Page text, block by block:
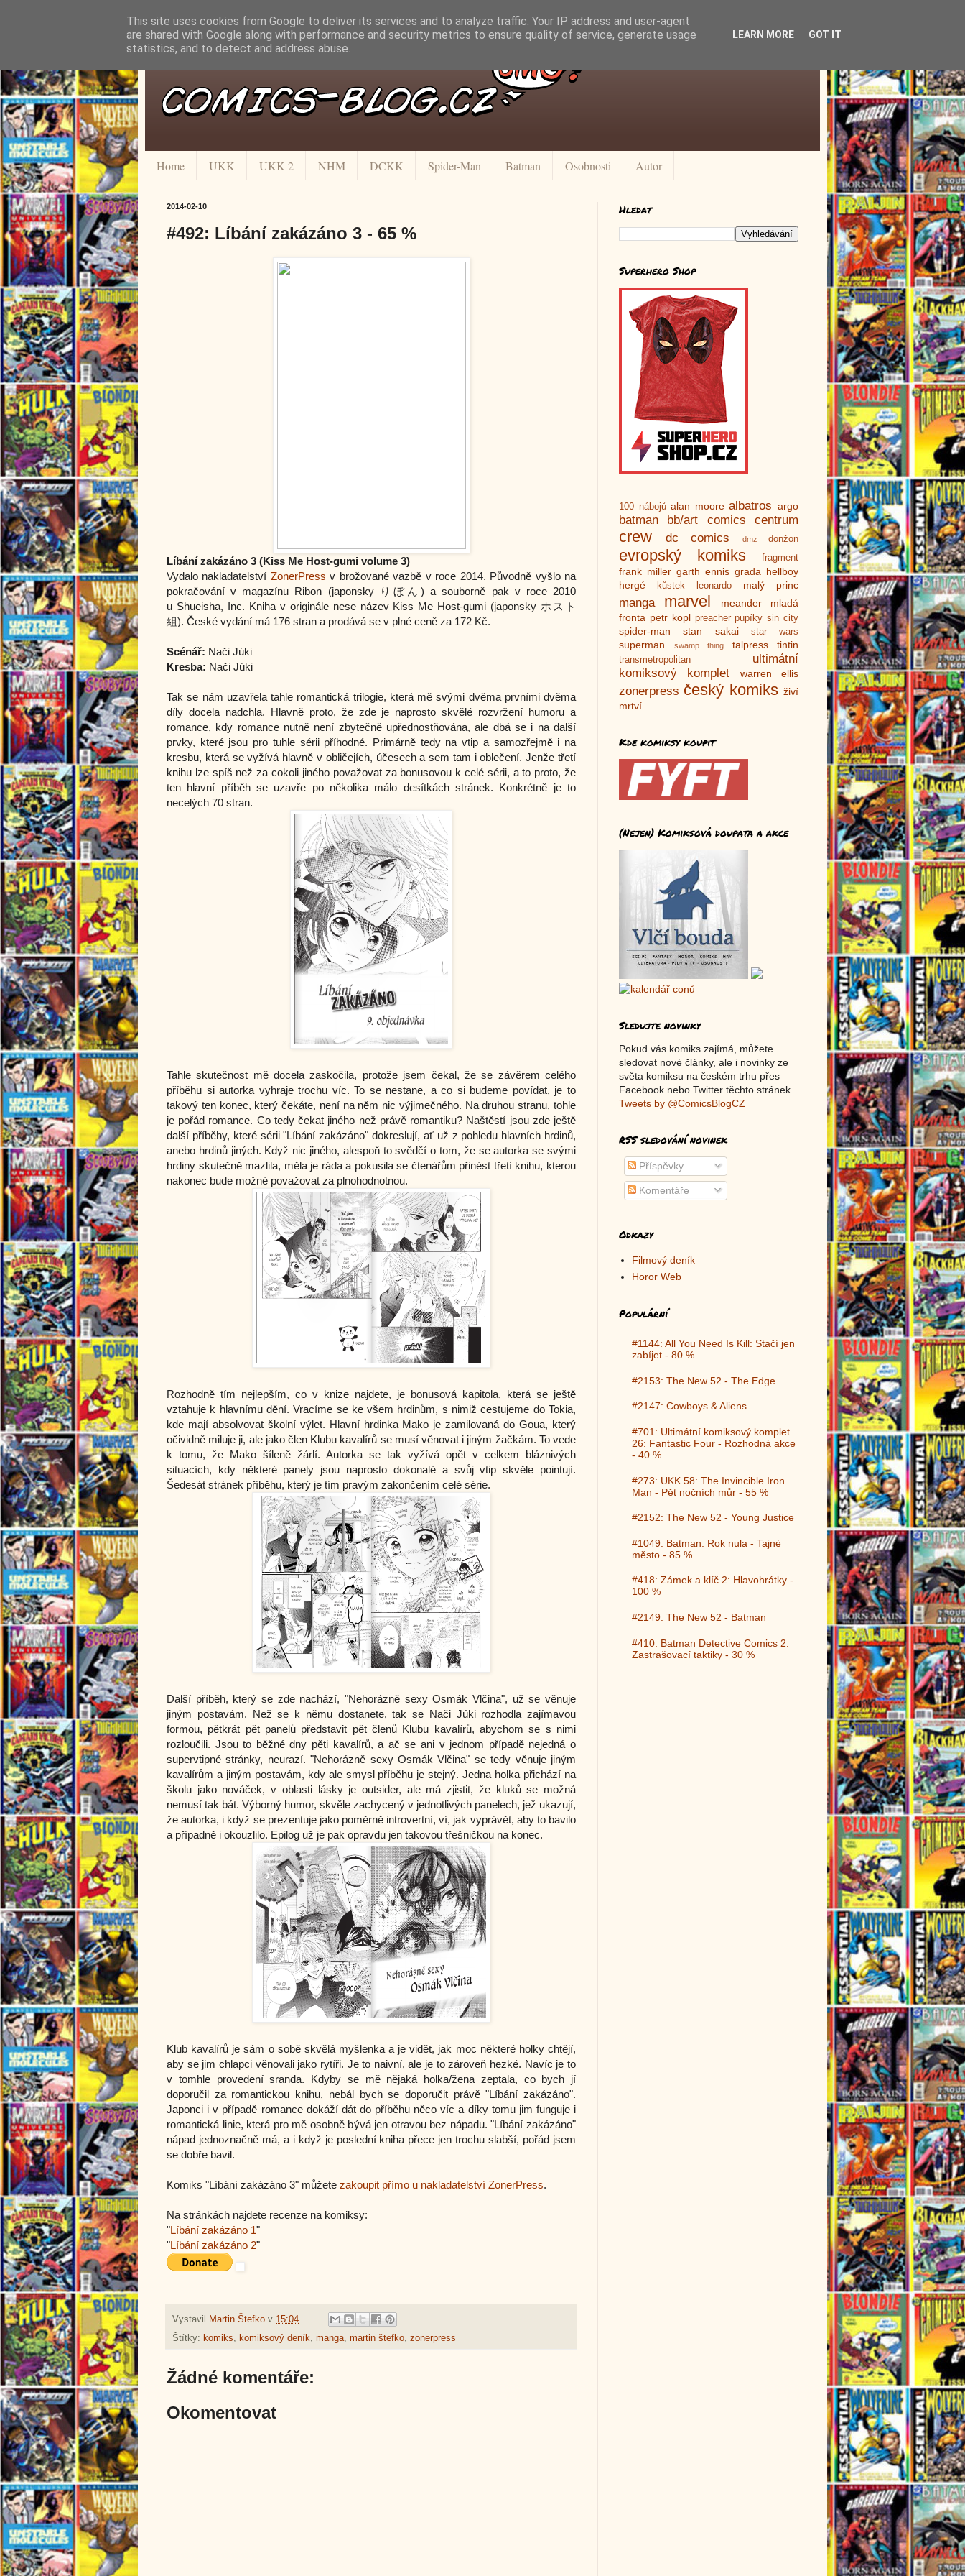
Home UKK UKK 2 NHM DCKK Spider-Man Batman Osobnosti Autor
2014-02-10
#492: Líbání zakázáno 3 - 65 %
Líbání zakázáno 3 (Kiss Me Host-gumi volume 3)
Vydalo nakladatelství ZonerPress v brožované vazbě v roce 2014. Původně vyšlo na
pokračování v magazínu Ribon (japonsky りぼん) a souborně pak v roce 2010
u Shueisha, Inc. Kniha v originále nese název Kiss Me Host-gumi (japonsky ホスト
組). České vydání má 176 stran a prodává se v plné ceně za 172 Kč.
Scénář: Nači Júki
Kresba: Nači Júki
Tak se nám uzavřela tahle romantická trilogie, která mě svými dvěma prvními dvěma
díly docela nadchla. Hlavně proto, že zde je naprosto skvělé rozvržení humoru a
romance, kdy romance nutně není zbytečně upřednostňována, ale dbá se i na další
prvky, které jsou pro tuhle sérii příhodné. Primárně tedy na vtip a samozřejmě i na
kresbu, která se vyžívá hlavně v obličejích, účesech a sem tam i oblečení. Jenže třetí
knihu lze spíš než za cokoli jiného považovat za bonusovou k celé sérii, a to proto, že
ten hlavní příběh se uzavře po několika málo desítkách stránek. Konkrétně je to
necelých 70 stran.
Tahle skutečnost mě docela zaskočila, protože jsem čekal, že se závěrem celého
příběhu si autorka vyhraje trochu víc. To se nestane, a co si budeme povídat, je to
takový ten konec, který čekáte, není na něm nic výjimečného. Na druhou stranu, tohle
je pořád romance. Co tedy čekat jiného než právě romantiku? Naštěstí jsou zde ještě
další příběhy, které sérii "Líbání zakázáno" dokreslují, ať už z pohledu hlavních hrdinů,
anebo hrdinů jiných. Když nic jiného, alespoň to svědčí o tom, že se autorka se svými
hrdiny skutečně mazlila, měla je ráda a pokusila se čtenářům přinést třetí knihu, kterou
nakonec bude možné považovat za plnohodnotnou.
Rozhodně tím nejlepším, co v knize najdete, je bonusová kapitola, která se ještě
vztahuje k hlavnímu dění. Vracíme se ke všem hrdinům, s nimiž cestujeme do Tokia,
kde mají absolvovat školní výlet. Hlavní hrdinka Mako je zamilovaná do Goua, který
očividně miluje ji, ale jako člen Klubu kavalírů se musí věnovat i jiným žačkám. To vede
k tomu, že Mako šíleně žárlí. Autorka se tak vyžívá opět v celkem bláznivých
situacích, kdy některé panely jsou naprosto dokonalé a svůj vtip skvěle pointují.
Šedesát stránek příběhu, který je tím pravým zakončením celé série.
Další příběh, který se zde nachází, "Nehorázně sexy Osmák Vlčina", už se věnuje
jiným postavám. Než se k němu dostanete, tak se Nači Júki rozhodla zajímavou
formou, pětkrát pět panelů představit pět členů Klubu kavalírů, abychom se s nimi
rozloučili. Jsou to běžné dny pěti kavalírů, a ač se ani v jednom případě nejedná o
supervtipné stránky, neurazí. "Nehorázně sexy Osmák Vlčina" se tedy věnuje jiným
kavalírům a jiným postavám, kdy ale smysl příběhu je stejný. Jedna holka přichází na
školu jako nováček, v oblasti lásky je outsider, ale má zjistit, že kluků se možná
nemusí tak bát. Výborný humor, skvěle zachycený v jednotlivých panelech, jež ukazují,
že autorka, i když se prezentuje jako poměrně introvertní, ví, jak vyprávět, aby to bavilo
a případně i okouzlilo. Epilog už je pak opravdu jen takovou třešničkou na konec.
Klub kavalírů je sám o sobě skvělá myšlenka a je vidět, jak moc některé holky chtějí,
aby se jim chlapci věnovali jako rytíři. Je to naivní, ale je to zároveň hezké. Navíc je to
v tomhle provedení sranda. Kdyby se mě nějaká holka/žena zeptala, co bych jí
doporučil za romantickou knihu, nebál bych se doporučit právě "Líbání zakázáno".
Japonci i v případě romance dokáží dát do příběhu něco víc a díky tomu jim funguje i
romantická linie, která pro mě osobně bývá jen otravou bez nápadu. "Líbání zakázáno"
nápad jednoznačně má, a i když je poslední kniha přece jen trochu slabší, pořád jsem
se dobře bavil.
Komiks "Líbání zakázáno 3" můžete zakoupit přímo u nakladatelství ZonerPress.
Na stránkách najdete recenze na komiksy:
"Líbání zakázáno 1"
"Líbání zakázáno 2"
Vystavil Martin Štefko v 15:04
Štítky: komiks, komiksový deník, manga, martin štefko, zonerpress
Žádné komentáře:
Okomentovat
Hledat
Superhero Shop
100 nábojů alan moore albatros argo
batman bb/art comics centrum
crew dc comics dmz donžon
evropský komiks fragment
frank miller garth ennis grada hellboy
hergé
kůstek leonardo malý princ
manga marvel meander
mladá
fronta petr kopl preacher pupíky sin city
spider-man stan sakai star wars
superman swamp thing talpress tintin
transmetropolitan
ultimátní
komiksový komplet
warren ellis
zonerpress český komiks živí
mrtví
Kde komiksy koupit
(Nejen) Komiksová doupata a akce
Sledujte novinky
Pokud vás komiks zajímá, můžete
sledovat nové články, ale i novinky ze
světa komiksu na českém trhu přes
Facebook nebo Twitter těchto stránek.
Tweets by @ComicsBlogCZ
RSS sledování novinek
Příspěvky
Komentáře
Odkazy
Filmový deník
Horor Web
Populární
#1144: All You Need Is Kill: Stačí jen
zabíjet - 80 %
#2153: The New 52 - The Edge
#2147: Cowboys & Aliens
#701: Ultimátní komiksový komplet
26: Fantastic Four - Rozhodná akce
- 40 %
#273: UKK 58: The Invincible Iron
Man - Pět nočních můr - 55 %
#2152: The New 52 - Young Justice
#1049: Batman: Rok nula - Tajné
město - 85 %
#418: Zámek a klíč 2: Hlavohrátky -
100 %
#2149: The New 52 - Batman
#410: Batman Detective Comics 2:
Zastrašovací taktiky - 30 %
This site uses cookies from Google to deliver its services and to analyze traffic. Your IP address and user-agent
are shared with Google along with performance and security metrics to ensure quality of service, generate usage
statistics, and to detect and address abuse.
LEARN MORE GOT IT